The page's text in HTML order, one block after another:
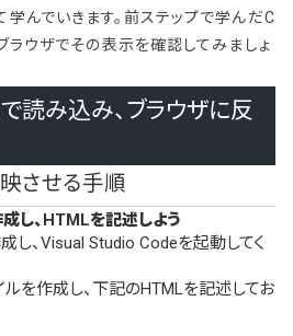
んでいきます。前ステップで学んだC
ラウザでその表示を確認してみましょ
読み込み、ブラウザに反
させる手順
し、HTMLを記述しよう
し、Visual Studio Codeを起動してく
ルを作成し、下記のHTMLを記述してお